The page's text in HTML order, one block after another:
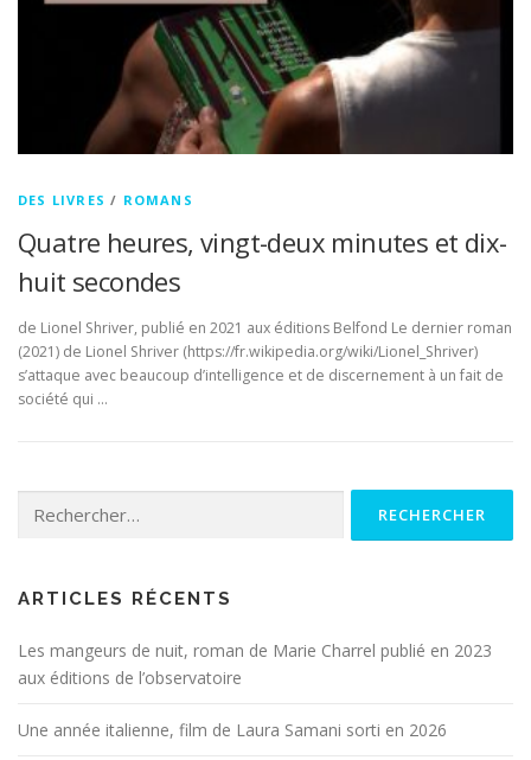
DES LIVRES / ROMANS
Quatre heures, vingt-deux minutes et dix-
huit secondes
de Lionel Shriver, publié en 2021 aux éditions Belfond Le dernier roman
(2021) de Lionel Shriver (https://fr.wikipedia.org/wiki/Lionel_Shriver)
s’attaque avec beaucoup d’intelligence et de discernement à un fait de
société qui …
ARTICLES RÉCENTS
Les mangeurs de nuit, roman de Marie Charrel publié en 2023
aux éditions de l’observatoire
Une année italienne, film de Laura Samani sorti en 2026